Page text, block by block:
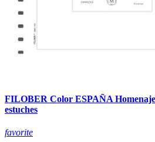
FILOBER Color ESPAÑA
estuches
favorite